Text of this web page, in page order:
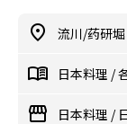
流川/药研堀
日本料理 /
日本料理 /